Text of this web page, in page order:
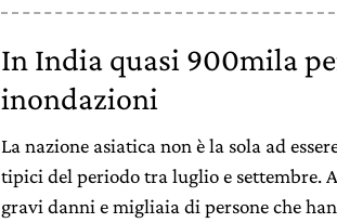
In India quasi 900mila
inondazioni
La nazione asiatica non è la sola ad
tipici del periodo tra luglio e settembre.
gravi danni e migliaia di persone che